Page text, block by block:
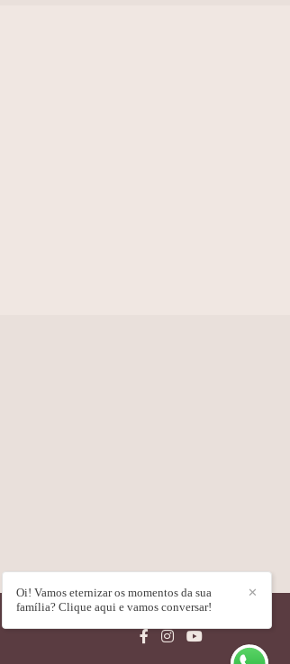
✕
Oi! Vamos eternizar os momentos da sua
família? Clique aqui e vamos conversar!